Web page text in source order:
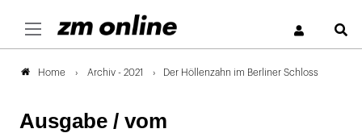
Home Archiv - 2021 Der Höllenzahn im Berliner Schloss
Ausgabe / vom